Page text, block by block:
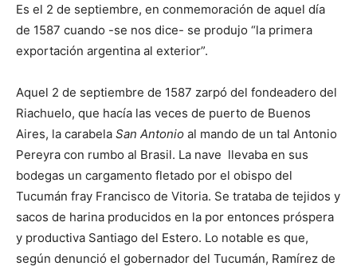
Es el 2 de septiembre, en conmemoración de aquel día
de 1587 cuando -se nos dice- se produjo “la primera
exportación argentina al exterior”.
Aquel 2 de septiembre de 1587 zarpó del fondeadero del
Riachuelo, que hacía las veces de puerto de Buenos
Aires, la carabela San Antonio al mando de un tal Antonio
Pereyra con rumbo al Brasil. La nave llevaba en sus
bodegas un cargamento fletado por el obispo del
Tucumán fray Francisco de Vitoria. Se trataba de tejidos y
sacos de harina producidos en la por entonces próspera
y productiva Santiago del Estero. Lo notable es que,
según denunció el gobernador del Tucumán, Ramírez de